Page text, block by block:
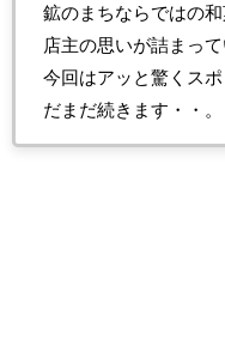
鉱のまちならではの
店主の思いが詰まって
今回はアッと驚くス
だまだ続きます・・。